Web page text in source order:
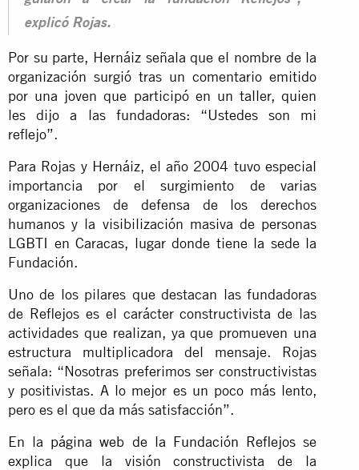
explicó Rojas.
Por su parte, Hernáiz señala que el nombre de la
organización surgió tras un comentario emitido
por una joven que participó en un taller, quien
les dijo a las fundadoras: “Ustedes son mi
reflejo”.
Para Rojas y Hernáiz, el año 2004 tuvo especial
importancia por el surgimiento de varias
organizaciones de defensa de los derechos
humanos y la visibilización masiva de personas
LGBTI en Caracas, lugar donde tiene la sede la
Fundación.
Uno de los pilares que destacan las fundadoras
de Reflejos es el carácter constructivista de las
actividades que realizan, ya que promueven una
estructura multiplicadora del mensaje. Rojas
señala: “Nosotras preferimos ser constructivistas
y positivistas. A lo mejor es un poco más lento,
pero es el que da más satisfacción”.
En la página web de la Fundación Reflejos se
explica que la visión constructivista de la